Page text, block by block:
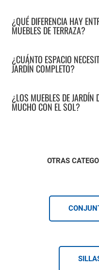
¿QUÉ DIFERENCIA HAY
MUEBLES DE TERRAZA?
¿CUÁNTO ESPACIO
JARDÍN COMPLETO?
¿LOS MUEBLES DE JARDÍN
MUCHO CON EL SOL?
OTRAS